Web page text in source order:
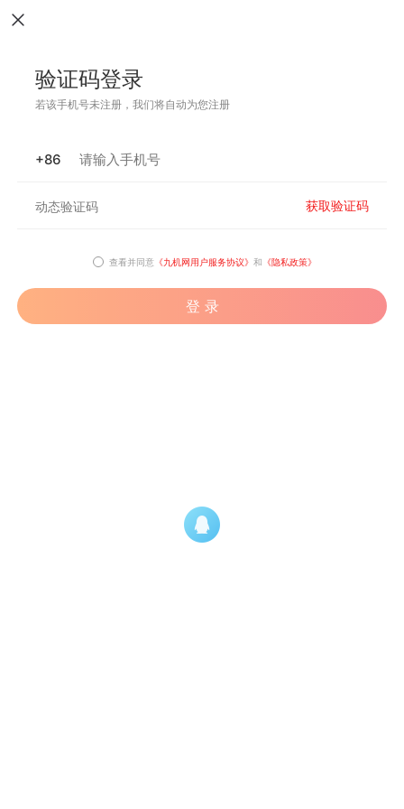
验证码登录
若该手机号未注册，我们将自动为您注册
+86
获取验证码
查看并同意 《九机网用户服务协议》 和 《隐私政策》
登 录